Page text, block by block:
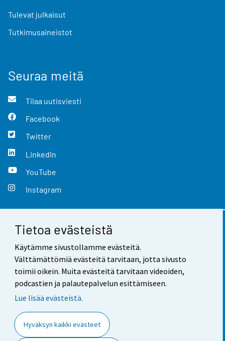
Tietoa evästeistä
Käytämme sivustollamme evästeitä.
Välttämättömiä evästeitä tarvitaan, jotta sivusto
toimii oikein. Muita evästeitä tarvitaan videoiden,
podcastien ja palautepalvelun esittämiseen.
Lue lisää evästeistä.
Hyväksyn kaikki evästeet
Tulevat julkaisut
Tutkimusaineistot
Seuraa meitä
Tilaa uutisviesti
Facebook
Twitter
LinkedIn
YouTube
Instagram
Yhteystiedot
Palaute
Käyttöehdot
Saavutettavuus
Tietoa sivustosta